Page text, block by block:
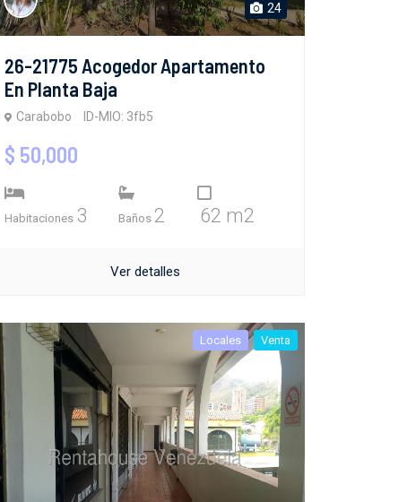
24
26-21775 Acogedor Apartamento
En Planta Baja
Carabobo ID-MIO: 3fb5
$ 50,000
Habitaciones 3 Baños 2 62 m2
Ver detalles
Locales Venta